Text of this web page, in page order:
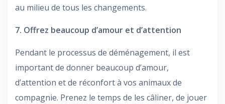
au milieu de tous les changements.
7. Offrez beaucoup d’amour et d’attention
Pendant le processus de déménagement, il est
important de donner beaucoup d’amour,
d’attention et de réconfort à vos animaux de
compagnie. Prenez le temps de les câliner, de jouer